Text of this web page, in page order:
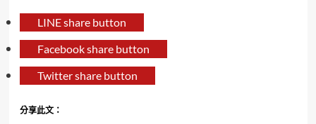
LINE share button
Facebook share button
Twitter share button
分享此文：